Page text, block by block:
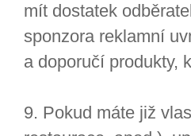
mít dostatek
sponzora reklamní
a doporučí produkty,
9. Pokud máte již